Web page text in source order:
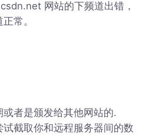
网站的下频道出错，
常。
者是颁发给其他网站的.
截取你和远程服务器间的数